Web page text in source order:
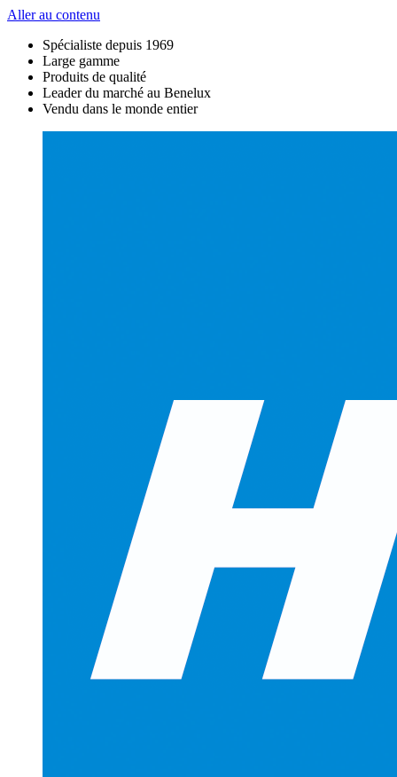
Aller au contenu
Spécialiste depuis 1969
Large gamme
Produits de qualité
Leader du marché au Benelux
Vendu dans le monde entier